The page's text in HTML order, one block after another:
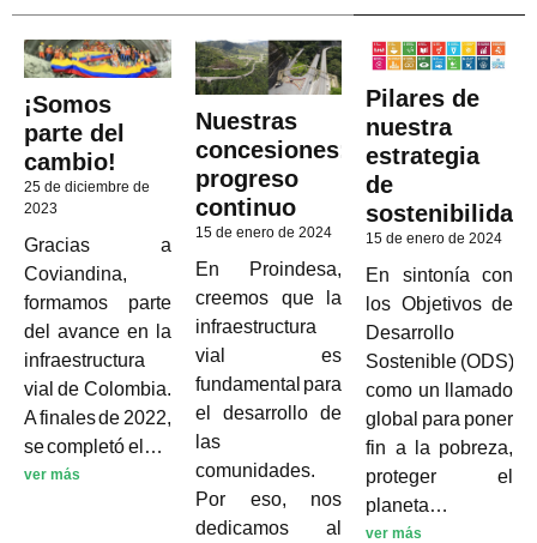
¡Somos
parte del
cambio!
25 de diciembre de
2023
Gracias a
Coviandina,
formamos parte
del avance en la
infraestructura
vial de Colombia.
A finales de 2022,
se completó el…
ver más
Nuestras
concesiones:
progreso
continuo
15 de enero de 2024
En Proindesa,
creemos que la
infraestructura
vial es
fundamental para
el desarrollo de
las
comunidades.
Por eso, nos
dedicamos al
Pilares de
nuestra
estrategia
de
sostenibilidad
15 de enero de 2024
En sintonía con
los Objetivos de
Desarrollo
Sostenible (ODS),
como un llamado
global para poner
fin a la pobreza,
proteger el
planeta…
ver más